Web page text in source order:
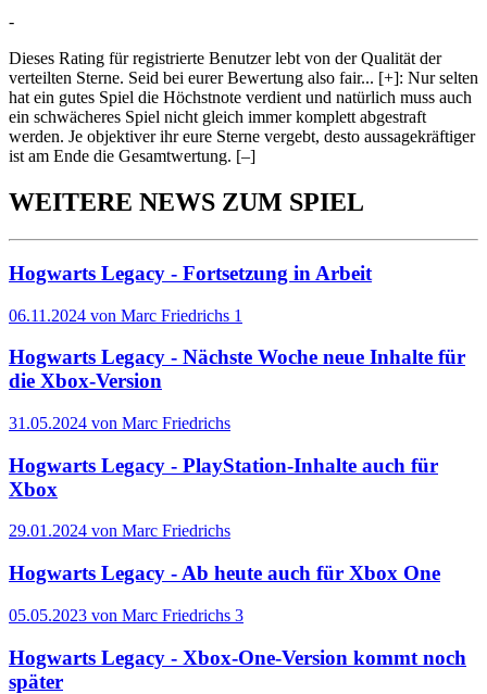
-
Dieses Rating für registrierte Benutzer lebt von der Qualität der
verteilten Sterne. Seid bei eurer Bewertung also fair... [+]: Nur selten
hat ein gutes Spiel die Höchstnote verdient und natürlich muss auch
ein schwächeres Spiel nicht gleich immer komplett abgestraft
werden. Je objektiver ihr eure Sterne vergebt, desto aussagekräftiger
ist am Ende die Gesamtwertung. [–]
WEITERE NEWS ZUM SPIEL
Hogwarts Legacy - Fortsetzung in Arbeit
06.11.2024 von Marc Friedrichs 1
Hogwarts Legacy - Nächste Woche neue Inhalte für
die Xbox-Version
31.05.2024 von Marc Friedrichs
Hogwarts Legacy - PlayStation-Inhalte auch für
Xbox
29.01.2024 von Marc Friedrichs
Hogwarts Legacy - Ab heute auch für Xbox One
05.05.2023 von Marc Friedrichs 3
Hogwarts Legacy - Xbox-One-Version kommt noch
später